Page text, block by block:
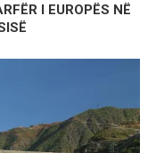
I EUROPËS NË